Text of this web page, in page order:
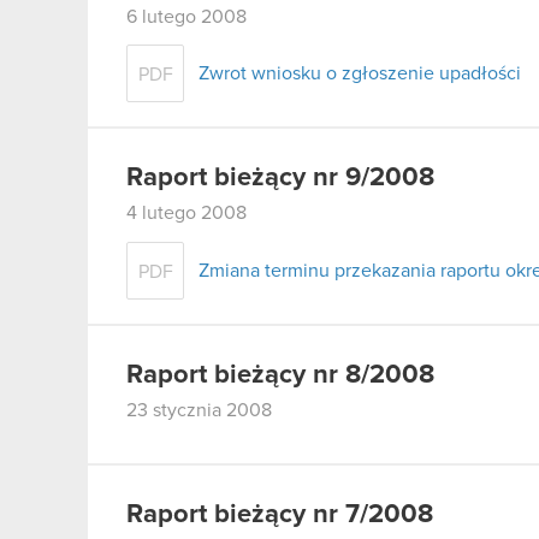
6 lutego 2008
PDF Zwrot wniosku o zgłoszenie upadłości
Raport bieżący nr 9/2008
4 lutego 2008
PDF Zmiana terminu przekazania raportu
Raport bieżący nr 8/2008
23 stycznia 2008
Raport bieżący nr 7/2008